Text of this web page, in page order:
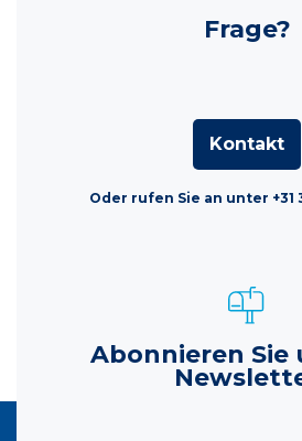
Frage?
Kontakt
Oder rufen Sie an unter +31
Abonnieren Sie